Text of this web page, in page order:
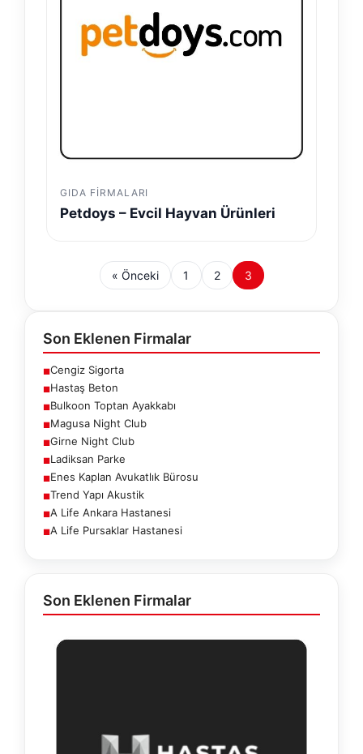
GIDA FIRMALARI
Petdoys – Evcil Hayvan Ürünleri
« Önceki 1 2 3
Son Eklenen Firmalar
■Cengiz Sigorta
■Hastaş Beton
■Bulkoon Toptan Ayakkabı
■Magusa Night Club
■Girne Night Club
■Ladiksan Parke
■Enes Kaplan Avukatlık Bürosu
■Trend Yapı Akustik
■A Life Ankara Hastanesi
■A Life Pursaklar Hastanesi
Son Eklenen Firmalar